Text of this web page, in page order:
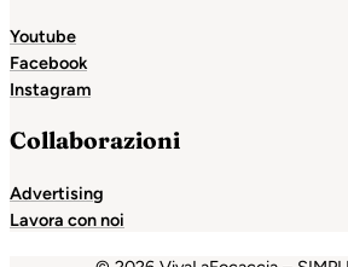
Youtube
Facebook
Instagram
Collaborazioni
Advertising
Lavora con noi